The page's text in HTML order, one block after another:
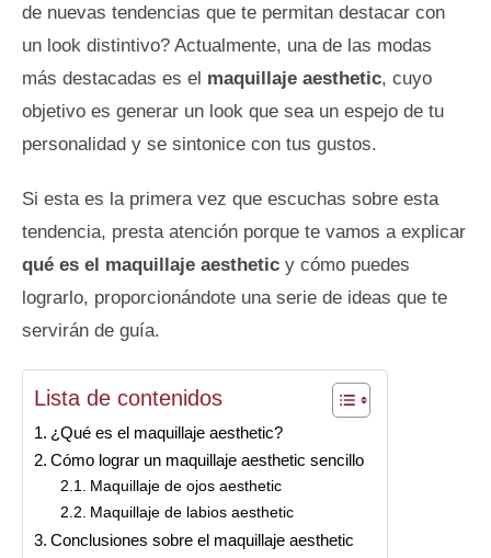
de nuevas tendencias que te permitan destacar con
un look distintivo? Actualmente, una de las modas
más destacadas es el maquillaje aesthetic, cuyo
objetivo es generar un look que sea un espejo de tu
personalidad y se sintonice con tus gustos.
Si esta es la primera vez que escuchas sobre esta
tendencia, presta atención porque te vamos a explicar
qué es el maquillaje aesthetic y cómo puedes
lograrlo, proporcionándote una serie de ideas que te
servirán de guía.
Lista de contenidos
¿Qué es el maquillaje aesthetic?
Cómo lograr un maquillaje aesthetic sencillo
Maquillaje de ojos aesthetic
Maquillaje de labios aesthetic
Conclusiones sobre el maquillaje aesthetic